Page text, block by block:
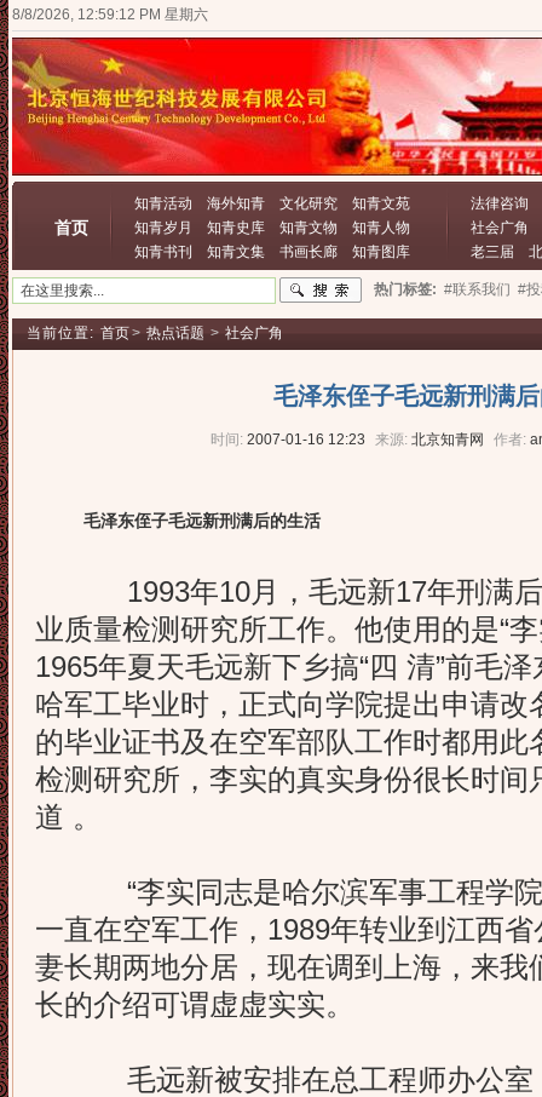
8/8/2026, 12:59:13 PM 星期六
首页
知青活动 海外知青 文化研究
知青文苑
知青岁月
知青史库 知青文物
知青人物
知青书刊
知青文集 书画长廊 知青图库
法律咨询
社会广角
老三届
热门标签: #联系我们 #
当前位置: 首页> 热点话题 > 社会广角
毛泽东侄子毛远新刑满
时间: 2007-01-16 12:23 来源: 北京知青网 作者:
毛泽东侄子毛远新刑满后的生活
1993年10月，毛远新17年刑满后
业质量检测研究所工作。他使用的是“
1965年夏天毛远新下乡搞“四 清”前毛
哈军工毕业时，正式向学院提出申请改
的毕业证书及在空军部队工作时都用
检测研究所，李实的真实身份很长时间
道 。
“李实同志是哈尔滨军事工程学院
一直在空军工作，1989年转业到江西
妻长期两地分居，现在调到上海，来我
长的介绍可谓虚虚实实。
毛远新被安排在总工程师办公室，